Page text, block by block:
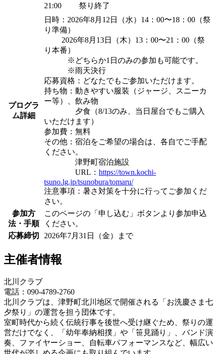
21:00 祭り終了
プログラ
ム詳細
日時：2026年8月12日（水）14：00〜18：00（祭
り準備）
2026年8月13日（木）13：00〜21：00（祭
り本番）
※どちらか1日のみの参加も可能です。
※雨天決行
応募資格：どなたでもご参加いただけます。
持ち物：動きやすい服装（ジャージ、スニーカ
ー等）、飲み物
夕食（8/13のみ、当日屋台でもご購入
いただけます）
参加費：無料
その他：宿泊をご希望の場合は、各自でご手配
ください。
津野町宿泊施設
URL： https://town.kochi-
tsuno.lg.jp/tsunobura/tomaru/
注意事項：暑さ対策を十分に行ってご参加くだ
さい。
参加方
法・手順
このページの「申し込む」ボタンより参加申込
ください。
応募締切
2026年7月31日（金）まで
主催者情報
北川クラブ
電話：090-4789-2760
北川クラブは、津野町北川地区で開催される「お洗慶さま七
夕祭り」の運営を担う団体です。
室町時代から続く伝統行事を後世へ受け継ぐため、祭りの運
営だけでなく、「幼年奉納相撲」や「笹見踊り」、バンド演
奏、ファイヤーショー、自転車パフォーマンスなど、幅広い